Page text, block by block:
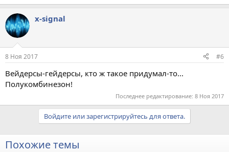
x-signal
8 Ноя 2017 #6
Вейдерсы-гейдерсы, кто ж такое придумал-то...
Полукомбинезон!
Последнее редактирование: 8 Ноя 2017
Войдите или зарегистрируйтесь для ответа.
Похожие темы